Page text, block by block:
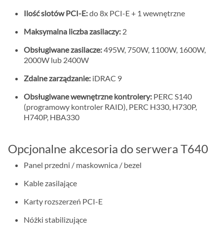
Ilość slotów PCI-E:do 8x PCI-E + 1 wewnętrzne
Maksymalna liczba zasilaczy: 2
Obsługiwane zasilacze:495W, 750W, 1100W, 1600W,
2000W lub 2400W
Zdalne zarządzanie: iDRAC 9
Obsługiwane wewnętrzne kontrolery: PERC S140
(programowy kontroler RAID), PERC H330, H730P,
H740P, HBA330
Opcjonalne akcesoria do serwera T640
Panel przedni / maskownica / bezel
Kable zasilające
Karty rozszerzeń PCI-E
Nóżki stabilizujące